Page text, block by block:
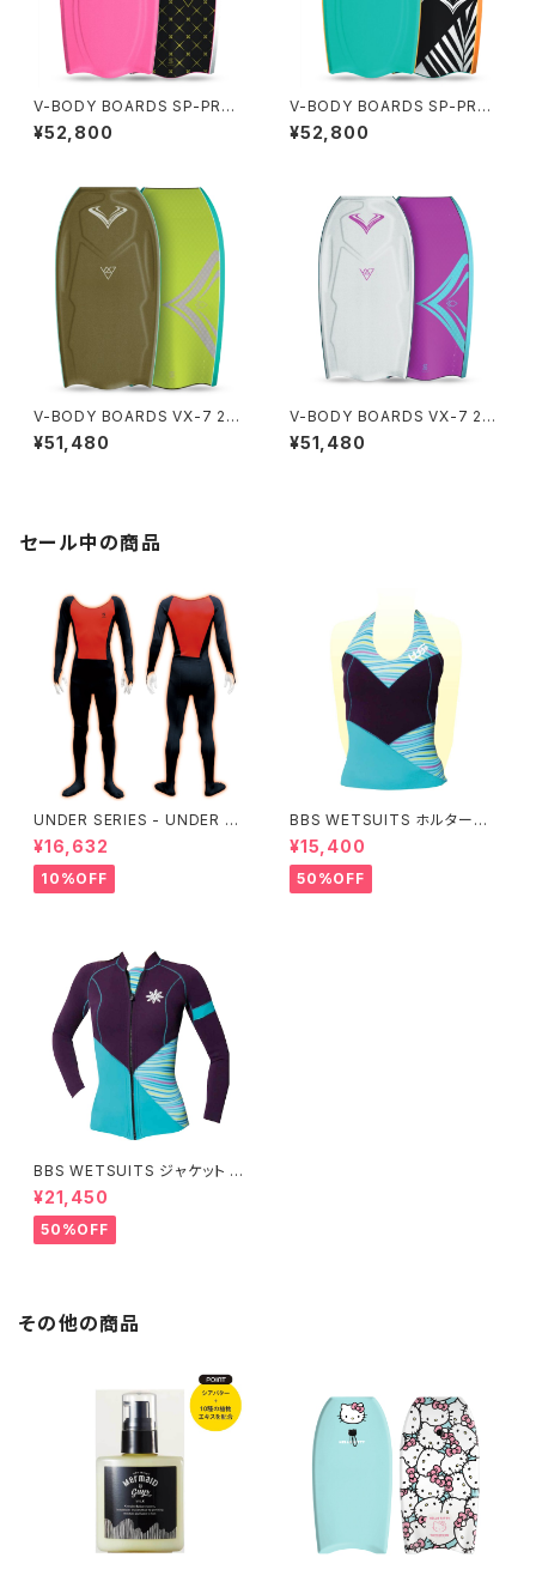
V-BODY BOARDS SP-PRO I
X 2026モデル - ホットピンク
¥52,800
V-BODY BOARDS SP-PRO I
X 2026モデル - ターコイズパ
ーム
¥52,800
V-BODY BOARDS VX-7 202
6モデル - ミリタリーグリーン
¥51,480
V-BODY BOARDS VX-7 202
6モデル - ホワイト
¥51,480
セール中の商品
UNDER SERIES - UNDER pe
rformance ALL+即暖
¥16,632
10%OFF
BBS WETSUITS ホルターネッ
クベスト 2mm【アウトレット】
¥15,400
50%OFF
BBS WETSUITS ジャケット 2
mm【アウトレット】
¥21,450
50%OFF
その他の商品